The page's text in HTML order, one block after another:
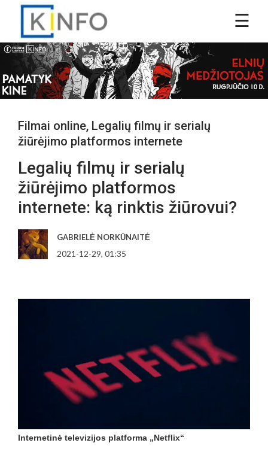
Filmai online, Legalių filmų ir serialų
žiūrėjimo platformos internete
Legalių filmų ir serialų
žiūrėjimo platformos
internete: ką rinktis žiūrovui?
GABRIELĖ NORKŪNAITĖ
2021-12-29, 01:35
Internetinė televizijos platforma „Netflix“